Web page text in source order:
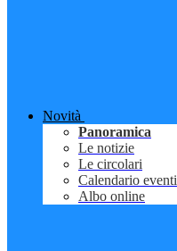
Novità
Panoramica
Le notizie
Le circolari
Calendario eventi
Albo online